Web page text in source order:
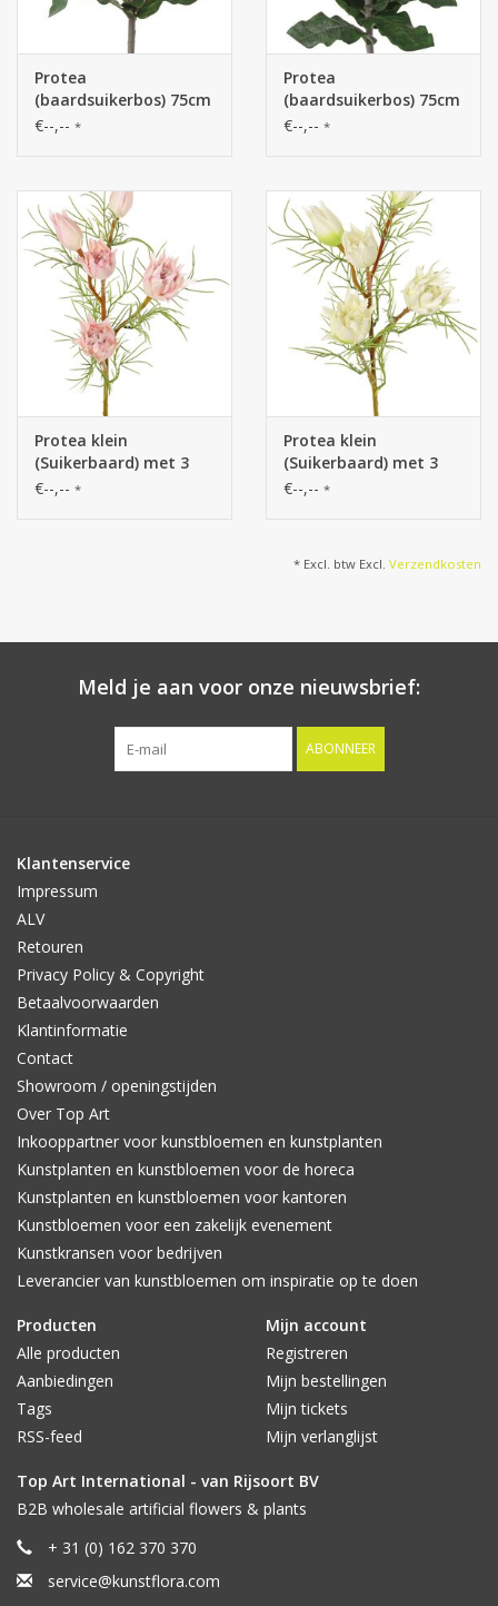
Protea
(baardsuikerbos) 75cm
€--,-- *
Protea
(baardsuikerbos) 75cm
€--,-- *
Protea klein
(Suikerbaard) met 3
bloemen & 2 knoppen
€--,-- *
Protea klein
(Suikerbaard) met 3
bloemen & 2 knoppen
€--,-- *
* Excl. btw Excl. Verzendkosten
Meld je aan voor onze nieuwsbrief:
ABONNEER
Klantenservice
Impressum
ALV
Retouren
Privacy Policy & Copyright
Betaalvoorwaarden
Klantinformatie
Contact
Showroom / openingstijden
Over Top Art
Inkooppartner voor kunstbloemen en kunstplanten
Kunstplanten en kunstbloemen voor de horeca
Kunstplanten en kunstbloemen voor kantoren
Kunstbloemen voor een zakelijk evenement
Kunstkransen voor bedrijven
Leverancier van kunstbloemen om inspiratie op te doen
Producten
Alle producten
Aanbiedingen
Tags
RSS-feed
Mijn account
Registreren
Mijn bestellingen
Mijn tickets
Mijn verlanglijst
Top Art International - van Rijsoort BV
B2B wholesale artificial flowers & plants
+ 31 (0) 162 370 370
service@kunstflora.com